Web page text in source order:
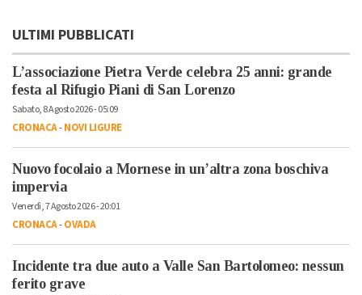
ULTIMI PUBBLICATI
L’associazione Pietra Verde celebra 25 anni: grande
festa al Rifugio Piani di San Lorenzo
Sabato, 8 Agosto 2026 - 05:09
CRONACA-NOVI LIGURE
Nuovo focolaio a Mornese in un’altra zona boschiva
impervia
Venerdì, 7 Agosto 2026 - 20:01
CRONACA-OVADA
Incidente tra due auto a Valle San Bartolomeo: nessun
ferito grave